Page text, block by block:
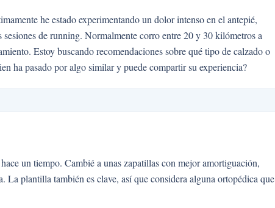
he estado experimentando un dolor intenso en el antepié,
sesiones de running. Normalmente corro entre 20 y 30 kilómetros a
Estoy buscando recomendaciones sobre qué tipo de calzado o
ha pasado por algo similar y puede compartir su experiencia?
un tiempo. Cambié a unas zapatillas con mejor amortiguación,
plantilla también es clave, así que considera alguna ortopédica que